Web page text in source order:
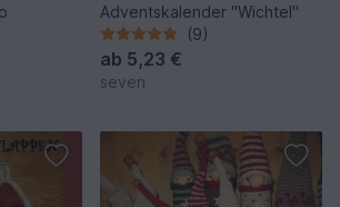
Adventskalender "Wichtel"
(9)
ab 5,23 €
seven